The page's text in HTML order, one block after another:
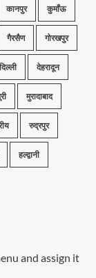
कानपुर कुमाँऊ
गैरसैण गोरखपुर
दिल्ली देहरादून
मुरादाबाद
रुद्रपुर
हल्द्वानी
and assign it